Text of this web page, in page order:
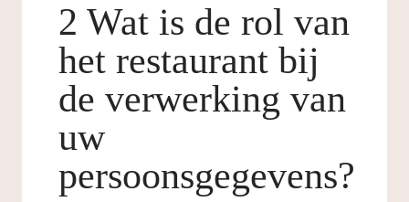
2 Wat is de rol van
het restaurant bij
de verwerking van
uw
persoonsgegevens?